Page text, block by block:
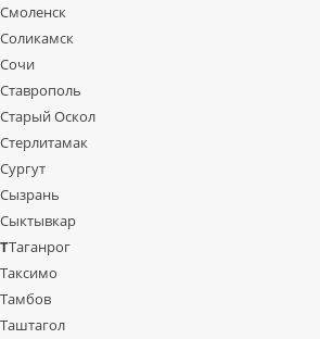
Смоленск
Соликамск
Сочи
Ставрополь
Старый Оскол
Стерлитамак
Сургут
Сызрань
Сыктывкар
ТТаганрог
Таксимо
Тамбов
Таштагол